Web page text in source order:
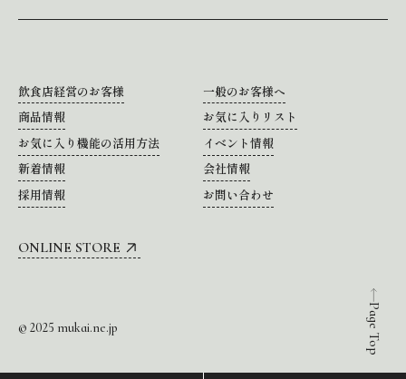
Page Top
飲食店経営のお客様
一般のお客様へ
商品情報
お気に入りリスト
お気に入り機能の活用方法
イベント情報
新着情報
会社情報
採用情報
お問い合わせ
ONLINE STORE
© 2025 mukai.ne.jp